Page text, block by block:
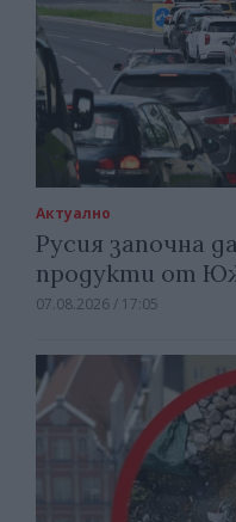
Актуално
Русия започна
продукти от
07.08.2026 / 17:05